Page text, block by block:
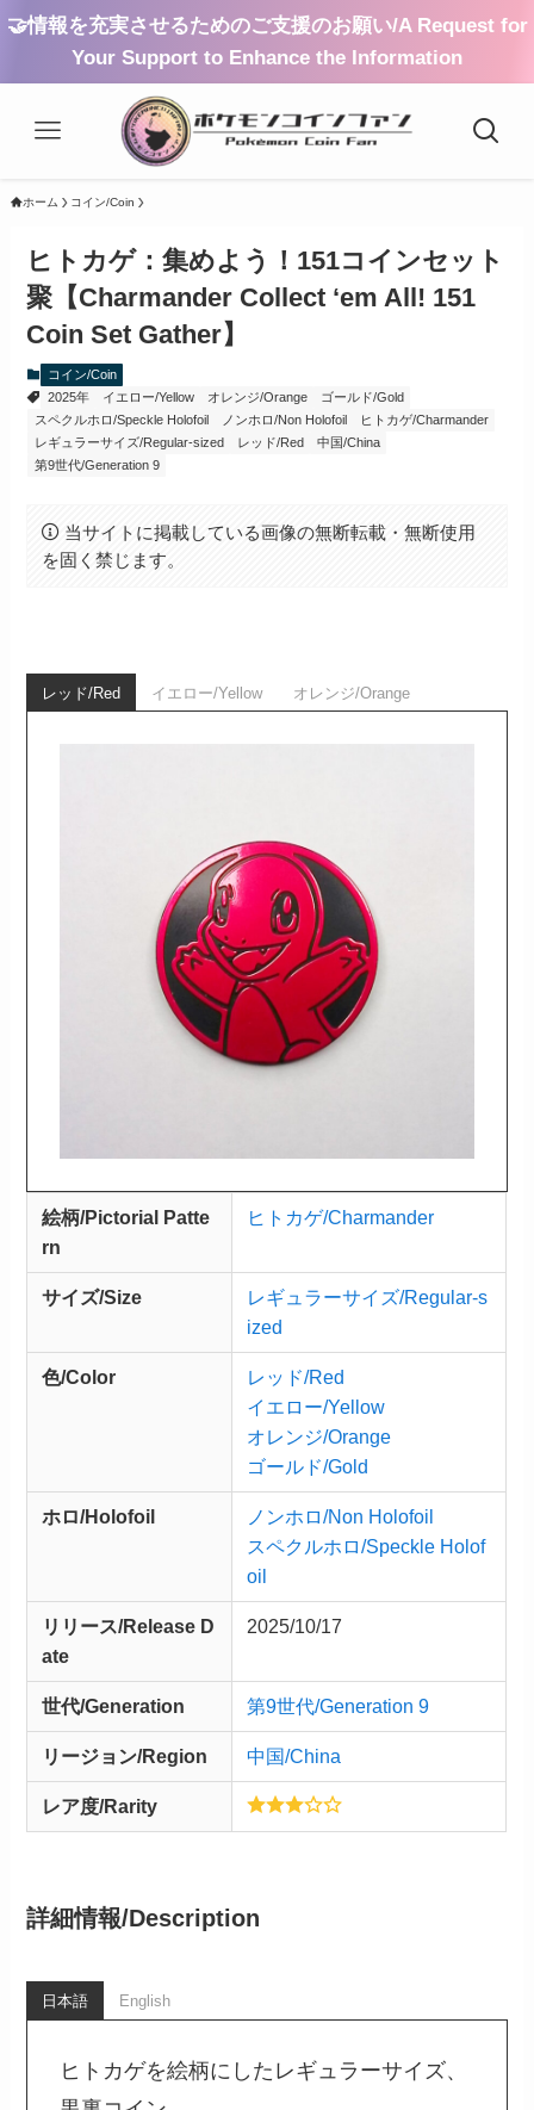
🤝情報を充実させるためのご支援のお願い/A Request for
Your Support to Enhance the Information
ホーム コイン/Coin
ヒトカゲ：集めよう！151コインセット
聚【Charmander Collect ‘em All! 151
Coin Set Gather】
コイン/Coin
2025年
イエロー/Yellow オレンジ/Orange
ゴールド/Gold
スペクルホロ/Speckle Holofoil
ノンホロ/Non Holofoil
ヒトカゲ/Charmander
レギュラーサイズ/Regular-sized
レッド/Red
中国/China
第9世代/Generation 9
当サイトに掲載している画像の無断転載・無断使用
を固く禁じます。
レッド/Red イエロー/Yellow オレンジ/Orange
絵柄/Pictorial Patte
rn
ヒトカゲ/Charmander
サイズ/Size
レギュラーサイズ/Regular-s
ized
色/Color
レッド/Red
イエロー/Yellow
オレンジ/Orange
ゴールド/Gold
ホロ/Holofoil
ノンホロ/Non Holofoil
スペクルホロ/Speckle Holof
oil
リリース/Release D
ate
2025/10/17
世代/Generation 第9世代/Generation 9
リージョン/Region 中国/China
レア度/Rarity
詳細情報/Description
日本語 English
ヒトカゲを絵柄にしたレギュラーサイズ、